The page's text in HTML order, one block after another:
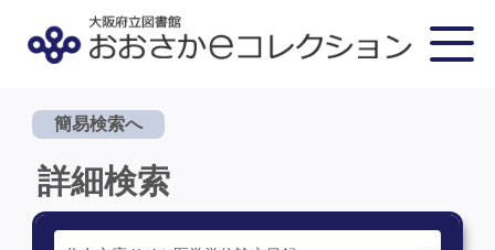
簡易検索へ
詳細検索